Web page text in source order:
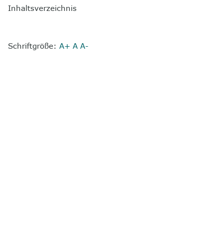
Inhaltsverzeichnis
Schriftgröße: A+ A A-